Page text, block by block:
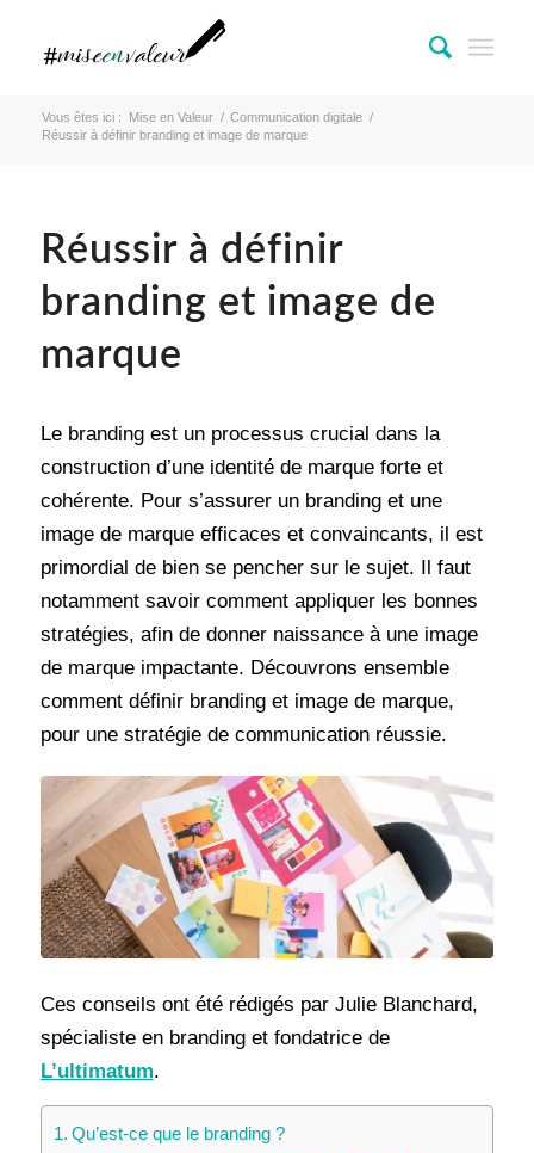
Vous êtes ici : Mise en Valeur / Communication digitale /
Réussir à définir branding et image de marque
Réussir à définir
branding et image de
marque
Le branding est un processus crucial dans la
construction d’une identité de marque forte et
cohérente. Pour s’assurer un branding et une
image de marque efficaces et convaincants, il est
primordial de bien se pencher sur le sujet. Il faut
notamment savoir comment appliquer les bonnes
stratégies, afin de donner naissance à une image
de marque impactante. Découvrons ensemble
comment définir branding et image de marque,
pour une stratégie de communication réussie.
Ces conseils ont été rédigés par Julie Blanchard,
spécialiste en branding et fondatrice de
L’ultimatum.
Qu’est-ce que le branding ?